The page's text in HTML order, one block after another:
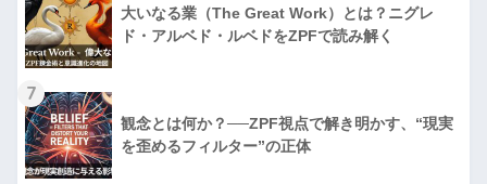
大いなる業（The Great Work）とは？ニグレ
ド・アルベド・ルベドをZPFで読み解く
7
観念とは何か？──ZPF視点で解き明かす、“現実
を歪めるフィルター”の正体